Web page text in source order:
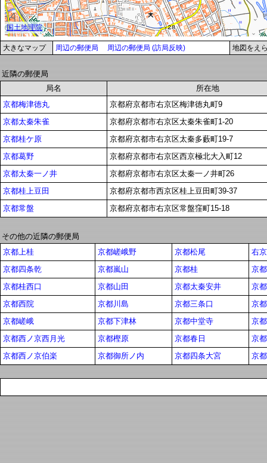
大きなマップ 周辺の郵便局 周辺の郵便局 (訪局反映) 地図をえ
近隣の郵便局
局名
所在地
京都梅津徳丸
京都府京都市右京区梅津徳丸町9
京都太秦朱雀
京都府京都市右京区太秦朱雀町1-20
京都桂ケ原
京都府京都市右京区太秦多藪町19-7
京都葛野
京都府京都市右京区西京極北大入町12
京都太秦一ノ井
京都府京都市右京区太秦一ノ井町26
京都桂上豆田
京都府京都市西京区桂上豆田町39-37
京都常盤
京都府京都市右京区常盤窪町15-18
その他の近隣の郵便局
京都上桂
京都嵯峨野 京都松尾
右京
京都四条乾
京都嵐山 京都桂
京
京都桂西口
京都山田 京都太秦安井
京
京都西院
京都川島 京都三条口
京
京都嵯峨
京都下津林 京都中堂寺
京
京都西ノ京西月光
京都樫原 京都春日
京
京都西ノ京伯楽
京都御所ノ内 京都四条大宮 京